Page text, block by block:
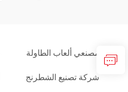
مصنعي ألعاب الطاولة
شركة تصنيع الشطرنج